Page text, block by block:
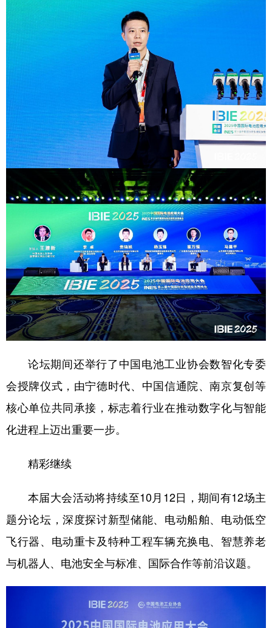
论坛期间还举行了中国电池工业协会数智化专委
会授牌仪式，由宁德时代、中国信通院、南京复创等
核心单位共同承接，标志着行业在推动数字化与智能
化进程上迈出重要一步。
精彩继续
本届大会活动将持续至10月12日，期间有12场主
题分论坛，深度探讨新型储能、电动船舶、电动低空
飞行器、电动重卡及特种工程车辆充换电、智慧养老
与机器人、电池安全与标准、国际合作等前沿议题。